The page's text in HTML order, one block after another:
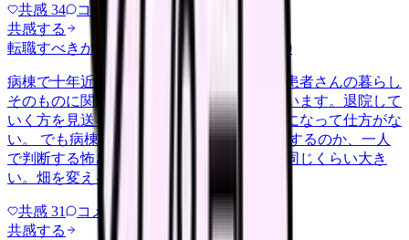
共感 34 コメント
共感する
転職すべきか知りたい
career-growth 2026/5/30
病棟で十年近く働いてきましたが、最近は患者さんの暮らし
そのものに関わる訪問看護に強く惹かれています。退院して
いく方を見送るたびに、その後の生活が気になって仕方がな
い。 でも病棟の経験が在宅でどこまで通用するのか、一人
で判断する怖さに耐えられるのか、不安も同じくらい大き
い。畑を変えることが今さら許さ…
共感 31 コメント
共感する